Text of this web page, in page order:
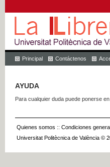
Principal Contáctenos
AYUDA
Para cualquier duda puede ponerse
Quienes somos :: Condiciones
Universitat Politècnica de València ©